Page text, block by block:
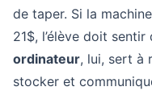
de taper. Si la
21$, l’élève doit sentir
ordinateur, lui, sert à
stocker et